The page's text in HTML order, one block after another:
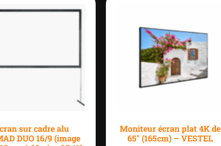
sur cadre alu
DUO 16/9 (image
Moniteur écran plat 4K de
65″ (165cm) – VESTEL